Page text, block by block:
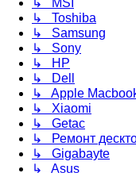
↳ MSI
↳ Toshiba
↳ Samsung
↳ Sony
↳ HP
↳ Dell
↳ Apple
↳ Xiaomi
↳ Getac
↳ Ремонт
↳ Gigabayte
↳ Asus